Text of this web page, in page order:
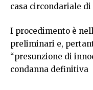
casa circondariale di
I procedimento è
preliminari e,
“presunzione di
condanna definitiva